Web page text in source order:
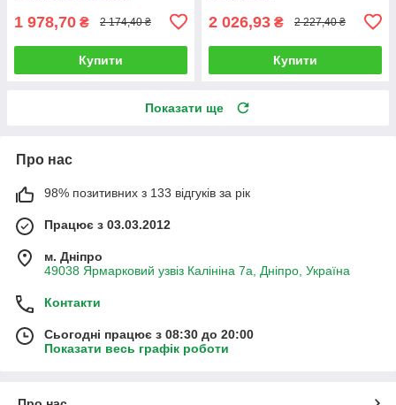
1 978,70 ₴ 2 174,40 ₴
Купити
2 026,93 ₴ 2 227,40 ₴
Купити
Показати ще
Про нас
98% позитивних з 133 відгуків за рік
Працює з 03.03.2012
м. Дніпро
49038 Ярмарковий узвіз Калініна 7а, Дніпро, Україна
Контакти
Сьогодні працює з 08:30 до 20:00
Показати весь графік роботи